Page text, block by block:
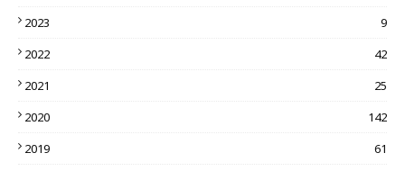
2023
9
2022
42
2021
25
2020
142
2019
61